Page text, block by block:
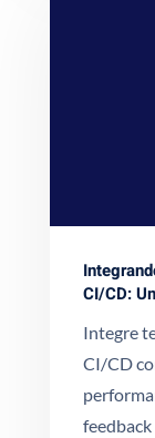
CI/CD:
Integre
CI/CD